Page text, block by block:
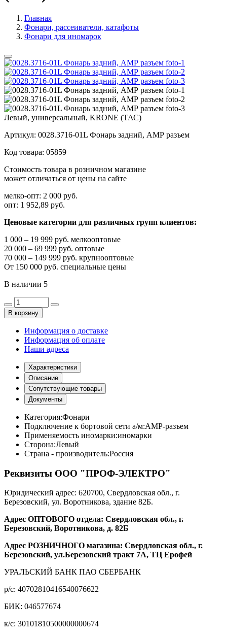
Главная
Фонари, рассеиватели, катафоты
Фонари для иномарок
Левый, универсальный, KRONE (ТАС)
Артикул: 0028.3716-01L Фонарь задний, АМР разъем
Код товара: 05859
Стоимость товара в розничном магазине
может отличаться от цены на сайте
мелко-опт: 2 000 руб.
опт: 1 952,89 руб.
Ценовые категории для различных групп клиентов:
1 000 – 19 999 руб. мелкооптовые
20 000 – 69 999 руб. оптовые
70 000 – 149 999 руб. крупнооптовые
От 150 000 руб. специальные цены
В наличии 5
В корзину
Информация о доставке
Информация об оплате
Наши адреса
Характеристики
Описание
Сопутствующие товары
Документы
Категория:Фонари
Подключение к бортовой сети а/м:АМР-разъем
Применяемость иномарки:иномарки
Сторона:Левый
Страна - производитель:Россия
Реквизиты ООО "ПРОФ-ЭЛЕКТРО"
Юридический адрес: 620700, Свердловская обл., г.
Березовский, ул. Воротникова, здание 82Б.
Адрес ОПТОВОГО отдела: Свердловская обл., г.
Березовский, Воротникова, д. 82Б
Адрес РОЗНИЧНОГО магазина: Свердловская обл., г.
Березовский, ул.Березовский тракт 7А, ТЦ Ерофей
УРАЛЬСКИЙ БАНК ПАО СБЕРБАНК
р/c: 40702810416540076622
БИК: 046577674
к/c: 30101810500000000674